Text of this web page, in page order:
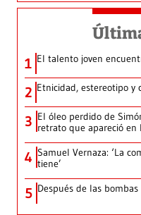
1 El talento joven
2 Etnicidad, estereotipo y
3 El óleo perdido de
retrato que apareció en
4 Samuel Vernaza: ‘La
tiene’
5 Después de las bombas